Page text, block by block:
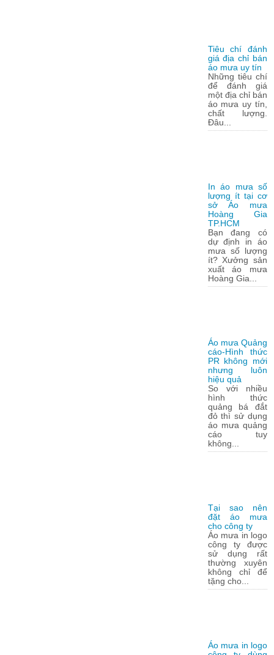
Tiêu chí đánh
giá địa chỉ bán
áo mưa uy tín
Những tiêu chí
để đánh giá
một địa chỉ bán
áo mưa uy tín,
chất lượng.
Đâu...
In áo mưa số
lượng ít tại cơ
sở Áo mưa
Hoàng Gia
TP.HCM
Bạn đang có
dự định in áo
mưa số lượng
ít? Xưởng sản
xuất áo mưa
Hoàng Gia...
Áo mưa Quảng
cáo-Hình thức
PR không mới
nhưng luôn
hiệu quả
So với nhiều
hình thức
quảng bá đắt
đỏ thì sử dụng
áo mưa quảng
cáo tuy
không...
Tại sao nên
đặt áo mưa
cho công ty
Áo mưa in logo
công ty được
sử dụng rất
thường xuyên
không chỉ để
tặng cho...
Áo mưa in logo